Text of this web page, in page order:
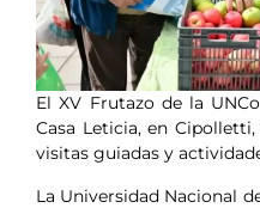
El XV Frutazo de la
Casa Leticia, en
visitas guiadas y
La Universidad Nacional